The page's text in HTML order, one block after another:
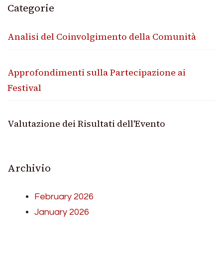
Categorie
Analisi del Coinvolgimento della Comunità
Approfondimenti sulla Partecipazione ai
Festival
Valutazione dei Risultati dell'Evento
Archivio
February 2026
January 2026